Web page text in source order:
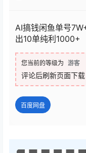
AI搞钱闲鱼单号
出10单纯利1000+
您当前的等级为 游客
评论后刷新页面下载
百度网盘